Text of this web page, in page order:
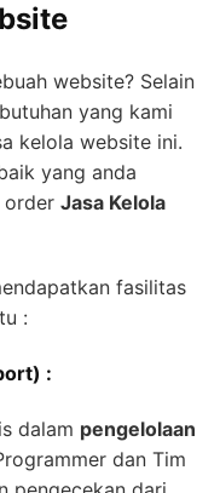
website? Selain
yang kami
kelola website ini.
yang anda
order Jasa Kelola
fasilitas
:
:
dalam pengelolaan
dan Tim